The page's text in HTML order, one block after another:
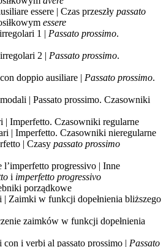
essere | Czas przeszłypassato
essere
1 | Passato prossimo.
2 | Passato prossimo.
doppio ausiliare | Passato prossimo.
| Passato prossimo. Czasowniki
| Imperfetto. Czasowniki regularne
| Imperfetto. Czasowniki nieregularne
| Czasypassato prossimo
progressivo | Inne
i imperfetto progressivo
porządkowe
Zaimki w funkcji dopełnienia bliższego
zaimków w funkcji dopełnienia
i verbi al passato prossimo | Passato